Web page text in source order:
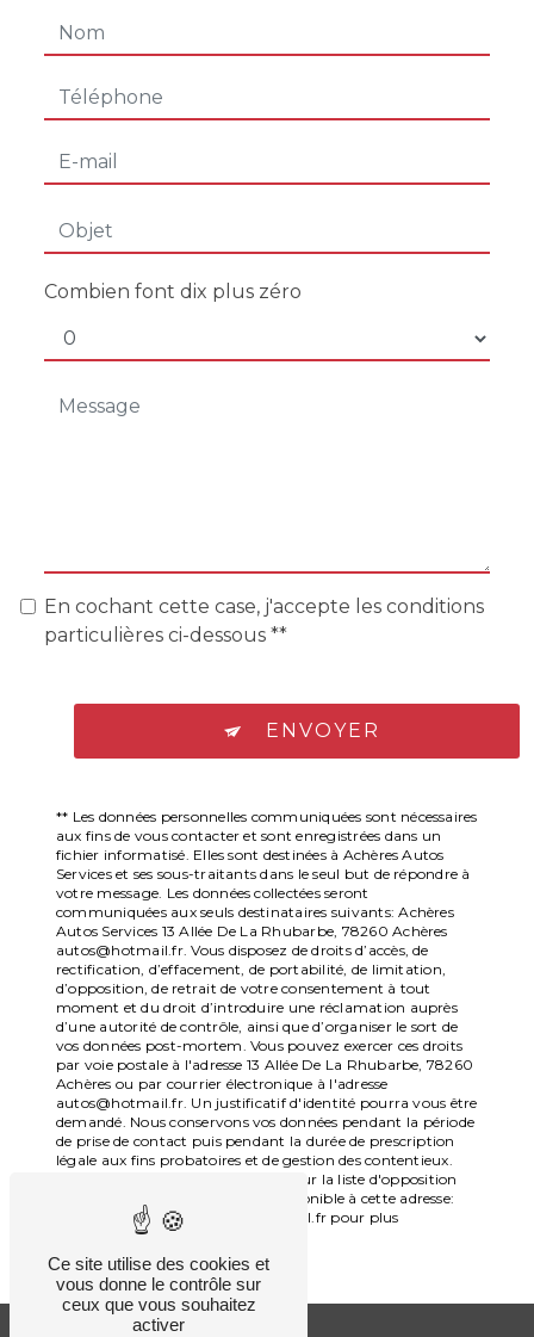
Combien font dix plus zéro
En cochant cette case, j'accepte les conditions
particulières ci-dessous **
ENVOYER
** Les données personnelles communiquées sont nécessaires
aux fins de vous contacter et sont enregistrées dans un
fichier informatisé. Elles sont destinées à Achères Autos
Services et ses sous-traitants dans le seul but de répondre à
votre message. Les données collectées seront
communiquées aux seuls destinataires suivants: Achères
Autos Services 13 Allée De La Rhubarbe, 78260 Achères
autos@hotmail.fr. Vous disposez de droits d’accès, de
rectification, d’effacement, de portabilité, de limitation,
d’opposition, de retrait de votre consentement à tout
moment et du droit d’introduire une réclamation auprès
d’une autorité de contrôle, ainsi que d’organiser le sort de
vos données post-mortem. Vous pouvez exercer ces droits
par voie postale à l'adresse 13 Allée De La Rhubarbe, 78260
Achères ou par courrier électronique à l'adresse
autos@hotmail.fr. Un justificatif d'identité pourra vous être
demandé. Nous conservons vos données pendant la période
de prise de contact puis pendant la durée de prescription
légale aux fins probatoires et de gestion des contentieux.
Vous avez le droit de vous inscrire sur la liste d'opposition
au démarchage téléphonique, disponible à cette adresse:
Bloctel.gouv.fr . Consultez le site cnil.fr pour plus
d’informations sur vos droits.
Ce site utilise des cookies et
vous donne le contrôle sur
ceux que vous souhaitez
activer